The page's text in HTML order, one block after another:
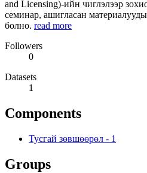
and Licensing)-ийн чиглэлээр
семинар, ашигласан
болно. read more
Followers
0
Datasets
1
Components
Тусгай зөвшөөрөл - 1
Groups